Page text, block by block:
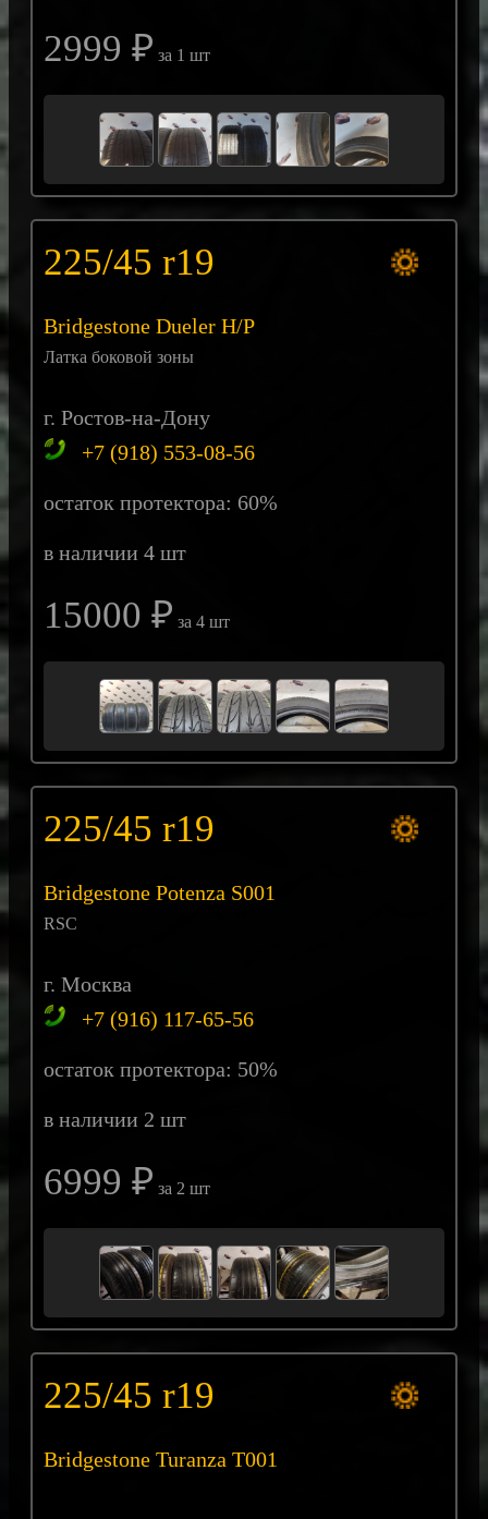
2999 ₽ за 1 шт
225/45 r19
Bridgestone Dueler H/P
Латка боковой зоны
г. Ростов-на-Дону
+7 (918) 553-08-56
остаток протектора: 60%
в наличии 4 шт
15000 ₽ за 4 шт
225/45 r19
Bridgestone Potenza S001
RSC
г. Москва
+7 (916) 117-65-56
остаток протектора: 50%
в наличии 2 шт
6999 ₽ за 2 шт
225/45 r19
Bridgestone Turanza T001